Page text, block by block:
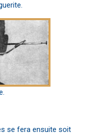
se fera ensuite soit